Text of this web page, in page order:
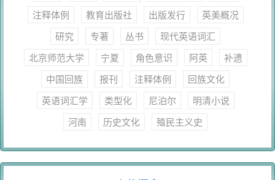
注释体例
教育出版社 出版发行
英美概况
研究
专著 丛书
现代英语词汇
北京师范大学
宁夏 角色意识 阿英
补遗
中国回族
报刊 注释体例
回族文化
英语词汇学
类型化 尼泊尔
明清小说
河南
历史文化 殖民主义史